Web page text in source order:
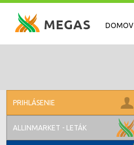
DOMOV
PRIHLÁSENIE
ALLINMARKET - LETÁK